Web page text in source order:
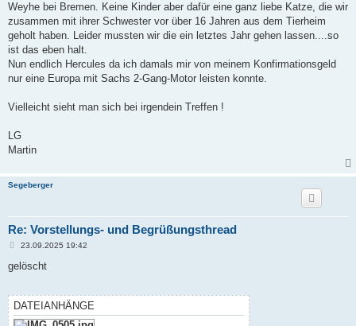
Weyhe bei Bremen. Keine Kinder aber dafür eine ganz liebe Katze, die wir
zusammen mit ihrer Schwester vor über 16 Jahren aus dem Tierheim
geholt haben. Leider mussten wir die ein letztes Jahr gehen lassen....so
ist das eben halt.
Nun endlich Hercules da ich damals mir von meinem Konfirmationsgeld
nur eine Europa mit Sachs 2-Gang-Motor leisten konnte.
Vielleicht sieht man sich bei irgendein Treffen !
LG
Martin
Segeberger
Re: Vorstellungs- und Begrüßungsthread
B
i
g
23.09.2025 19:42
gelöscht
DATEIANHÄNGE